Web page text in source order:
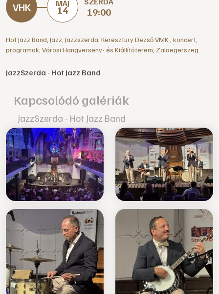
MÁJ
14 19:00
Hot Jazz Band Jazz Jazzszerda Keresztury Dezső VMK koncert
programok Városi Hangverseny- és Kiállítóterem Zalaegerszeg
JazzSzerda - Hot Jazz Band
Kapcsolódó galériák
JazzSzerda - Hot Jazz Band